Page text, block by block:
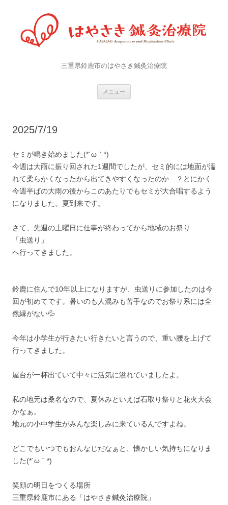
三重県鈴鹿市のはやさき鍼灸治療院
メニュー
2025/7/19
セミが鳴き始めました(*´ω｀*)
今週は大雨に振り回された1週間でしたが、セミ的には地面が濡
れて柔らかくなったから出てきやすくなったのか…？とにかく
今週半ばの大雨の後からこのあたりでもセミが大合唱するよう
になりました。夏到来です。
さて、先週の土曜日に仕事が終わってから地域のお祭り
「虫送り」
へ行ってきました。
鈴鹿に住んで10年以上になりますが、虫送りに参加したのは今
回が初めてです。暑いのも人混みも苦手なのでお祭り系には全
然縁がない💦
今年は小学生が行きたい行きたいと言うので、重い腰を上げて
行ってきました。
屋台が一杯出ていて中々に活気に溢れていましたよ。
私の地元は桑名なので、夏休みといえば石取り祭りと花火大会
かなぁ。
地元の小中学生がみんな楽しみに来ているんですよね。
どこでもいつでもおんなじだなぁと、懐かしい気持ちになりま
した(*´ω｀*)
笑顔の明日をつくる場所
三重県鈴鹿市にある「はやさき鍼灸治療院」